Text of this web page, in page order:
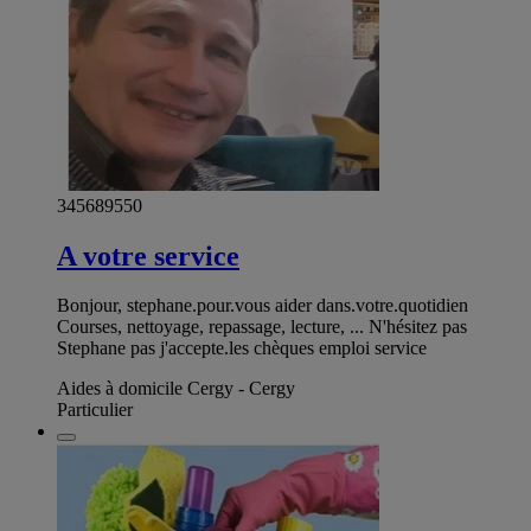
345689550
A votre service
Bonjour, stephane.pour.vous aider dans.votre.quotidien
Courses, nettoyage, repassage, lecture, ... N'hésitez pas
Stephane pas j'accepte.les chèques emploi service
Aides à domicile Cergy - Cergy
Particulier